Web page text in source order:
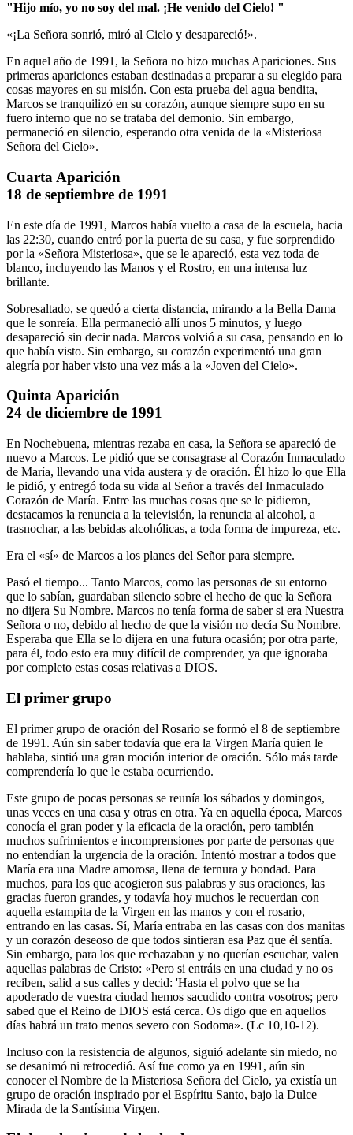
"Hijo mío, yo no soy del mal. ¡He venido del Cielo! "
«¡La Señora sonrió, miró al Cielo y desapareció!».
En aquel año de 1991, la Señora no hizo muchas Apariciones. Sus
primeras apariciones estaban destinadas a preparar a su elegido para
cosas mayores en su misión. Con esta prueba del agua bendita,
Marcos se tranquilizó en su corazón, aunque siempre supo en su
fuero interno que no se trataba del demonio. Sin embargo,
permaneció en silencio, esperando otra venida de la «Misteriosa
Señora del Cielo».
Cuarta Aparición
18 de septiembre de 1991
En este día de 1991, Marcos había vuelto a casa de la escuela, hacia
las 22:30, cuando entró por la puerta de su casa, y fue sorprendido
por la «Señora Misteriosa», que se le apareció, esta vez toda de
blanco, incluyendo las Manos y el Rostro, en una intensa luz
brillante.
Sobresaltado, se quedó a cierta distancia, mirando a la Bella Dama
que le sonreía. Ella permaneció allí unos 5 minutos, y luego
desapareció sin decir nada. Marcos volvió a su casa, pensando en lo
que había visto. Sin embargo, su corazón experimentó una gran
alegría por haber visto una vez más a la «Joven del Cielo».
Quinta Aparición
24 de diciembre de 1991
En Nochebuena, mientras rezaba en casa, la Señora se apareció de
nuevo a Marcos. Le pidió que se consagrase al Corazón Inmaculado
de María, llevando una vida austera y de oración. Él hizo lo que Ella
le pidió, y entregó toda su vida al Señor a través del Inmaculado
Corazón de María. Entre las muchas cosas que se le pidieron,
destacamos la renuncia a la televisión, la renuncia al alcohol, a
trasnochar, a las bebidas alcohólicas, a toda forma de impureza, etc.
Era el «sí» de Marcos a los planes del Señor para siempre.
Pasó el tiempo... Tanto Marcos, como las personas de su entorno
que lo sabían, guardaban silencio sobre el hecho de que la Señora
no dijera Su Nombre. Marcos no tenía forma de saber si era Nuestra
Señora o no, debido al hecho de que la visión no decía Su Nombre.
Esperaba que Ella se lo dijera en una futura ocasión; por otra parte,
para él, todo esto era muy difícil de comprender, ya que ignoraba
por completo estas cosas relativas a DIOS.
El primer grupo
El primer grupo de oración del Rosario se formó el 8 de septiembre
de 1991. Aún sin saber todavía que era la Virgen María quien le
hablaba, sintió una gran moción interior de oración. Sólo más tarde
comprendería lo que le estaba ocurriendo.
Este grupo de pocas personas se reunía los sábados y domingos,
unas veces en una casa y otras en otra. Ya en aquella época, Marcos
conocía el gran poder y la eficacia de la oración, pero también
muchos sufrimientos e incomprensiones por parte de personas que
no entendían la urgencia de la oración. Intentó mostrar a todos que
María era una Madre amorosa, llena de ternura y bondad. Para
muchos, para los que acogieron sus palabras y sus oraciones, las
gracias fueron grandes, y todavía hoy muchos le recuerdan con
aquella estampita de la Virgen en las manos y con el rosario,
entrando en las casas. Sí, María entraba en las casas con dos manitas
y un corazón deseoso de que todos sintieran esa Paz que él sentía.
Sin embargo, para los que rechazaban y no querían escuchar, valen
aquellas palabras de Cristo: «Pero si entráis en una ciudad y no os
reciben, salid a sus calles y decid: 'Hasta el polvo que se ha
apoderado de vuestra ciudad hemos sacudido contra vosotros; pero
sabed que el Reino de DIOS está cerca. Os digo que en aquellos
días habrá un trato menos severo con Sodoma». (Lc 10,10-12).
Incluso con la resistencia de algunos, siguió adelante sin miedo, no
se desanimó ni retrocedió. Así fue como ya en 1991, aún sin
conocer el Nombre de la Misteriosa Señora del Cielo, ya existía un
grupo de oración inspirado por el Espíritu Santo, bajo la Dulce
Mirada de la Santísima Virgen.